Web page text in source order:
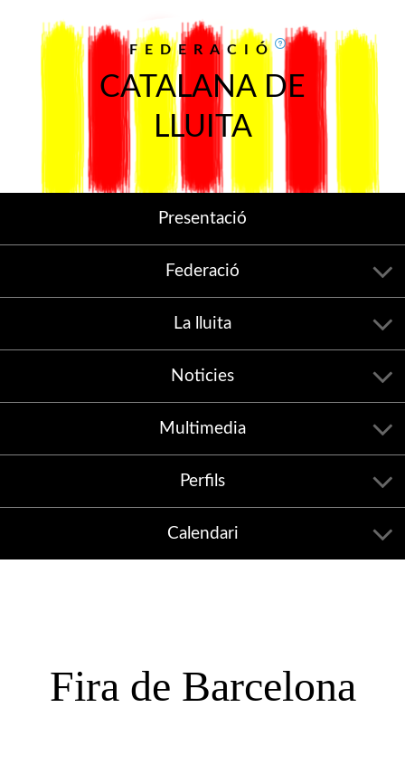
FEDERACIÓ
CATALANA DE
LLUITA
Presentació
Federació
La lluita
Noticies
Multimedia
Perfils
Calendari
Fira de Barcelona